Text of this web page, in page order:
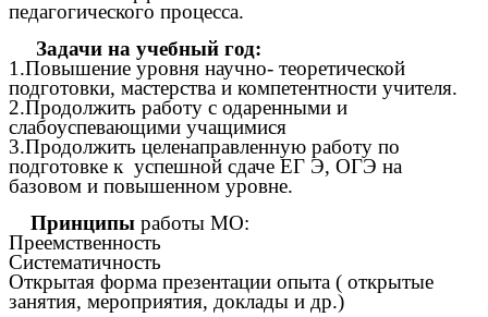
педагогического процесса.
Задачи на учебный год:
1.Повышение уровня научно- теоретической
подготовки, мастерства и компетентности учителя.
2.Продолжить работу с одаренными и
слабоуспевающими учащимися
3.Продолжить целенаправленную работу по
подготовке к успешной сдаче ЕГ Э, ОГЭ на
базовом и повышенном уровне.
Принципы работы МО:
Преемственность
Систематичность
Открытая форма презентации опыта ( открытые
занятия, мероприятия, доклады и др.)